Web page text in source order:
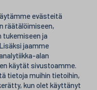
evästeitä
räätälöimiseen,
tukemiseen ja
jaamme
alan
käytät sivustoamme.
tietoja muihin tietoihin,
kun olet käyttänyt